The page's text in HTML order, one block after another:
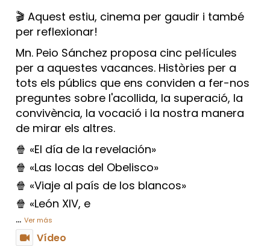
🎬 Aquest estiu, cinema per gaudir i també
per reflexionar!
Mn. Peio Sánchez proposa cinc pel·lícules
per a aquestes vacances. Històries per a
tots els públics que ens conviden a fer-nos
preguntes sobre l'acollida, la superació, la
convivència, la vocació i la nostra manera
de mirar els altres.
🍿 «El día de la revelación»
🍿 «Las locas del Obelisco»
🍿 «Viaje al país de los blancos»
🍿 «León XIV, e
... Ver más
Vídeo